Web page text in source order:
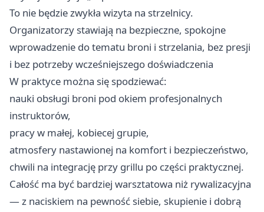
To nie będzie zwykła wizyta na strzelnicy.
Organizatorzy stawiają na bezpieczne, spokojne
wprowadzenie do tematu broni i strzelania, bez presji
i bez potrzeby wcześniejszego doświadczenia
W praktyce można się spodziewać:
nauki obsługi broni pod okiem profesjonalnych
instruktorów,
pracy w małej, kobiecej grupie,
atmosfery nastawionej na komfort i bezpieczeństwo,
chwili na integrację przy grillu po części praktycznej.
Całość ma być bardziej warsztatowa niż rywalizacyjna
— z naciskiem na pewność siebie, skupienie i dobrą